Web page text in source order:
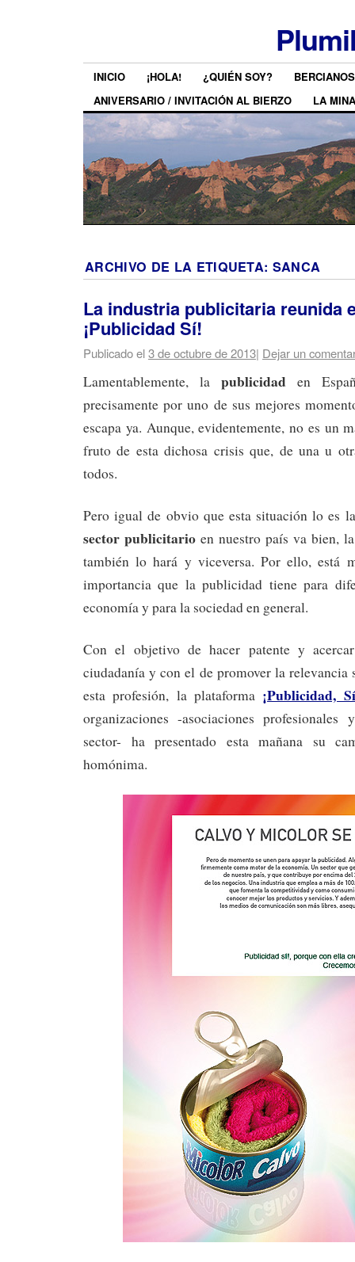
INICIO ¡HOLA! ¿QUIÉN SOY?
ANIVERSARIO / INVITACIÓN AL BIERZO
LA MINA
ARCHIVO DE LA ETIQUETA: SANCA
La industria publicitaria reunida
¡Publicidad Sí!
Publicado el3 de octubre de 2013| Dejar un
Lamentablemente, lapublicidad en
precisamente por uno de sus mejores
escapa ya. Aunque, evidentemente, no es un
fruto de esta dichosa crisis que, de una u
todos.
Pero igual de obvio que esta situación lo es
sector publicitario en nuestro país va bien,
también lo hará y viceversa. Por ello, está
importancia que la publicidad tiene para
economía y para la sociedad en general.
Con el objetivo de hacer patente y
ciudadanía y con el de promover la relevancia
esta profesión, la plataforma ¡Publicidad,
organizaciones -asociaciones profesionales
sector- ha presentado esta mañana su
homónima.